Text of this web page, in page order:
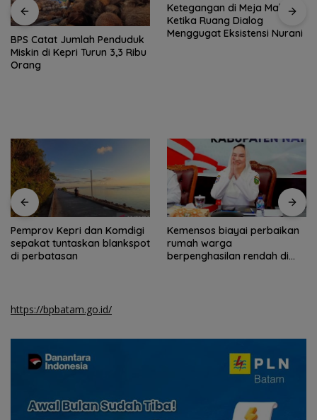
BPS Catat Jumlah Penduduk
Miskin di Kepri Turun 3,3 Ribu
Orang
Ketegangan di Meja Makan:
Ketika Ruang Dialog
Menggugat Eksistensi Nurani
Pemprov Kepri dan Komdigi
sepakat tuntaskan blankspot
di perbatasan
Kemensos biayai perbaikan
rumah warga
berpenghasilan rendah di
https://bpbatam.go.id/